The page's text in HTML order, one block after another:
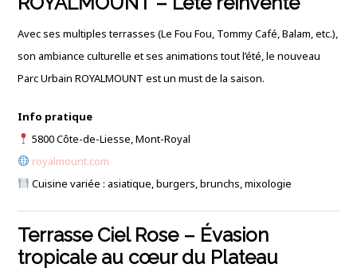
Avec ses multiples terrasses (Le Fou Fou, Tommy Café, Balam, etc.),
son ambiance culturelle et ses animations tout l’été, le nouveau
Parc Urbain ROYALMOUNT est un must de la saison.
Info pratique
5800 Côte-de-Liesse, Mont-Royal
royalmount.com
Cuisine variée : asiatique, burgers, brunchs, mixologie
Terrasse Ciel Rose – Évasion
tropicale au cœur du Plateau